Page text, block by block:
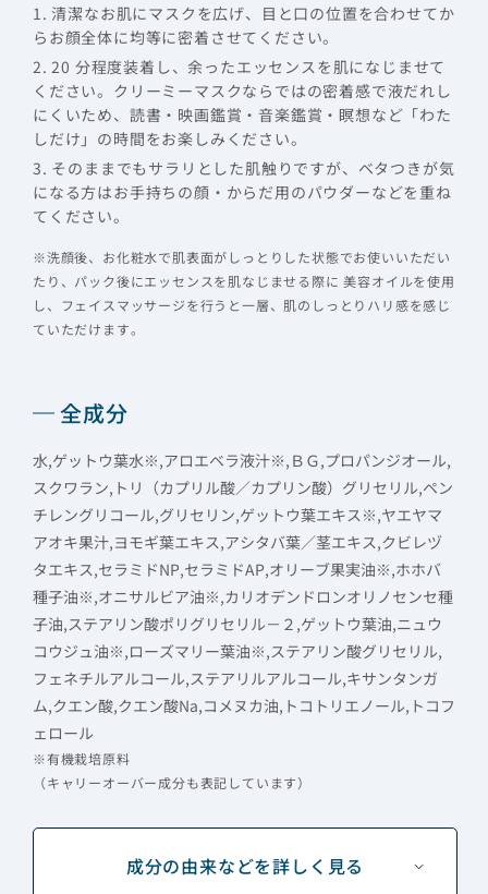
1. 清潔なお肌にマスクを広げ、目と口の位置を合わせてか
らお顔全体に均等に密着させてください。
2. 20 分程度装着し、余ったエッセンスを肌になじませて
ください。クリーミーマスクならではの密着感で液だれし
にくいため、読書・映画鑑賞・音楽鑑賞・瞑想など「わた
しだけ」の時間をお楽しみください。
3. そのままでもサラリとした肌触りですが、ベタつきが気
になる方はお手持ちの顔・からだ用のパウダーなどを重ね
てください。
※洗顔後、お化粧水で肌表面がしっとりした状態でお使いいただい
たり、パック後にエッセンスを肌なじませる際に 美容オイルを使用
し、フェイスマッサージを行うと一層、肌のしっとりハリ感を感じ
ていただけます。
全成分
水,ゲットウ葉水※,アロエベラ液汁※,ＢＧ,プロパンジオール,
スクワラン,トリ（カプリル酸／カプリン酸）グリセリル,ペン
チレングリコール,グリセリン,ゲットウ葉エキス※,ヤエヤマ
アオキ果汁,ヨモギ葉エキス,アシタバ葉／茎エキス,クビレヅ
タエキス,セラミドNP,セラミドAP,オリーブ果実油※,ホホバ
種子油※,オニサルビア油※,カリオデンドロンオリノセンセ種
子油,ステアリン酸ポリグリセリル－２,ゲットウ葉油,ニュウ
コウジュ油※,ローズマリー葉油※,ステアリン酸グリセリル,
フェネチルアルコール,ステアリルアルコール,キサンタンガ
ム,クエン酸,クエン酸Na,コメヌカ油,トコトリエノール,トコフ
ェロール
※有機栽培原料
（キャリーオーバー成分も表記しています）
成分の由来などを詳しく見る